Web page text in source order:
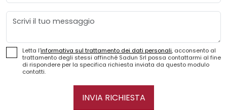
Messaggio
Letta l'informativa sul trattamento dei dati personali, acconsento al
trattamento degli stessi affinché Sadun Srl possa contattarmi al fine
di rispondere per la specifica richiesta inviata da questo modulo
contatti.
INVIA RICHIESTA